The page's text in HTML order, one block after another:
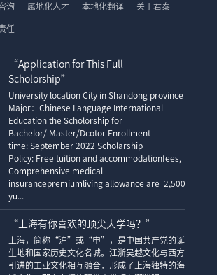
询 属地化人才 本地化翻译 关于君泰
任
“Application for This Full
Scholorship”
University location City in Shandong province
Major：Chinese Language International
Education the Scholorship for
Bachelor/ Master/Dcotor Enrollment
time: September 2022 Scholarship
Policy: Free tuition and accommodationfees,
Comprehensive medical
insurancepremiumliving allowance are 2,500
yu...
“上海有你喜欢的顶尖大学吗？”
上海，简称“沪”或“申”，是中国共产党的诞
生地和国家历史文化名城。江浙吴越文化与西方
引进的工业文化相互融合，形成了上海独特的海